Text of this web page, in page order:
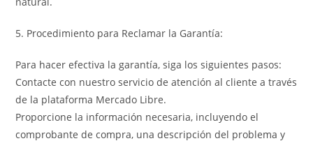
5. Procedimiento para Reclamar la Garantía:
Para hacer efectiva la garantía, siga los siguientes pasos:
Contacte con nuestro servicio de atención al cliente a través
de la plataforma Mercado Libre.
Proporcione la información necesaria, incluyendo el
comprobante de compra, una descripción del problema y